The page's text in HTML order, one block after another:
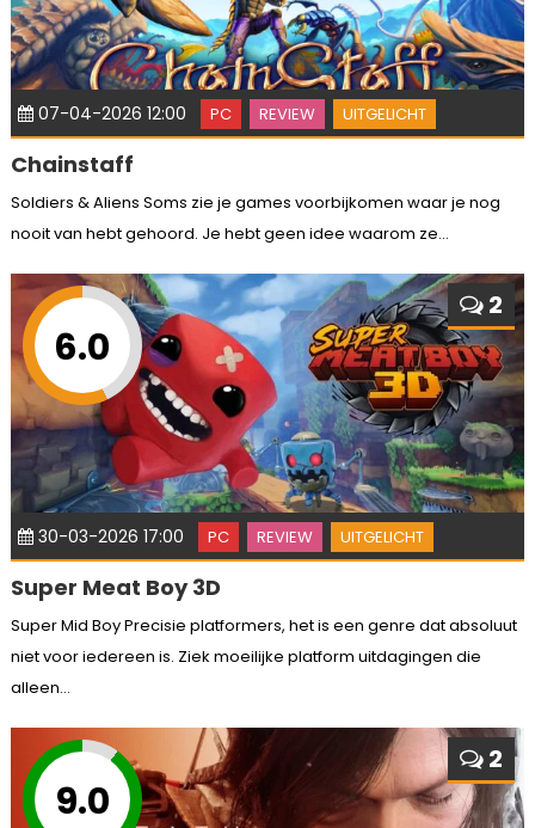
07-04-2026 12:00 PC REVIEW UITGELICHT
Chainstaff
Soldiers & Aliens Soms zie je games voorbijkomen waar je nog
nooit van hebt gehoord. Je hebt geen idee waarom ze...
6.0
2
30-03-2026 17:00 PC REVIEW UITGELICHT
Super Meat Boy 3D
Super Mid Boy Precisie platformers, het is een genre dat absoluut
niet voor iedereen is. Ziek moeilijke platform uitdagingen die
alleen...
9.0
2